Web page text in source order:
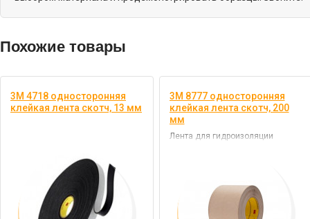
Похожие товары
3M 4718 односторонняя
клейкая лента скотч, 13 мм
3M 8777 односторонняя
клейкая лента скотч, 200
мм
Лента для гидроизоляции